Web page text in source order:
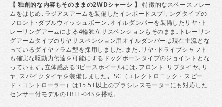
【 独創的な内容もそのままの2WDシャーシ 】
特徴的なスペースフレー
ムをはじめ､ラジアスアームを装備したインボードスプリングタイプの
フロント･ダブルウィッシュボーン､オイルダンパーを装備したリヤ･ト
レーリングアームによる4輪独立サスペンションもそのまま｡トレーリン
グアームタイプのリヤサスペンション用オイルダンパーは現在主流とな
っているダイヤフラム型を採用しました｡また､リヤ･ドライブシャフト
も確実な駆動力伝達を可能にするドッグボーンタイプのジョイントとな
っています｡立体感ある3ピースホイールには､フロント･リブタイヤ､リ
ヤ･スパイクタイヤを装備しました｡ESC（エレクトロニック・スピー
ド・コントローラー）は15.5T以上のブラシレスモーターにも対応した
センサー付モデルのTBLE-04Sを搭載。